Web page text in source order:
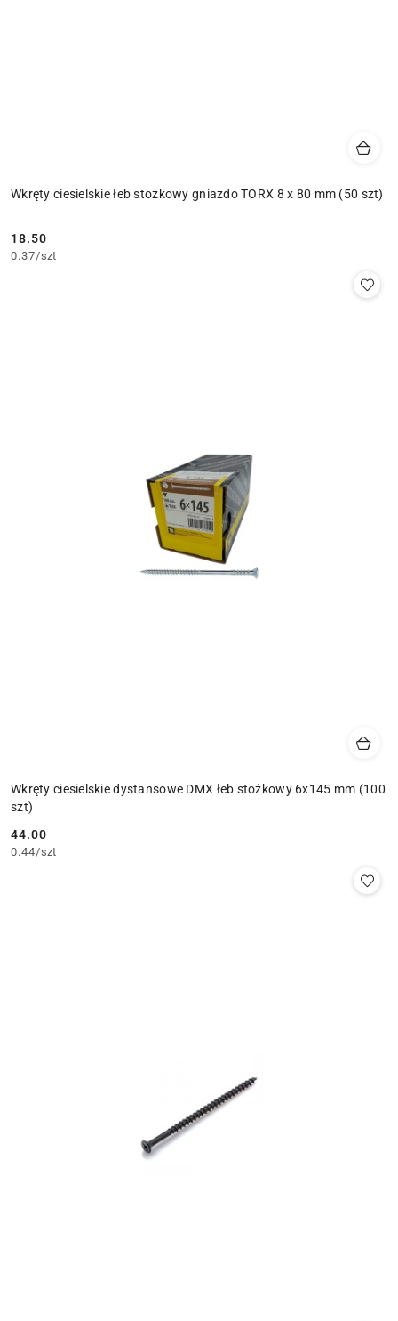
Wkręty ciesielskie łeb stożkowy gniazdo TORX 8 x 80 mm (50 szt)
Cena:
18.50
0.37/szt
Wkręty ciesielskie dystansowe DMX łeb stożkowy 6x145 mm (100
szt)
Cena:
44.00
0.44/szt